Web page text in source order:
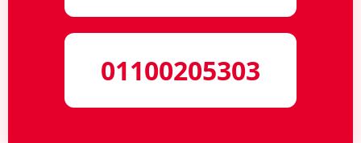
01100205303